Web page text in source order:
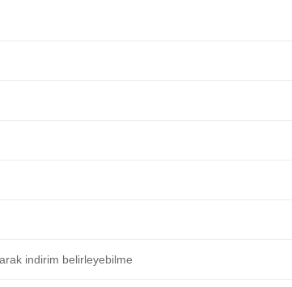
indirim belirleyebilme